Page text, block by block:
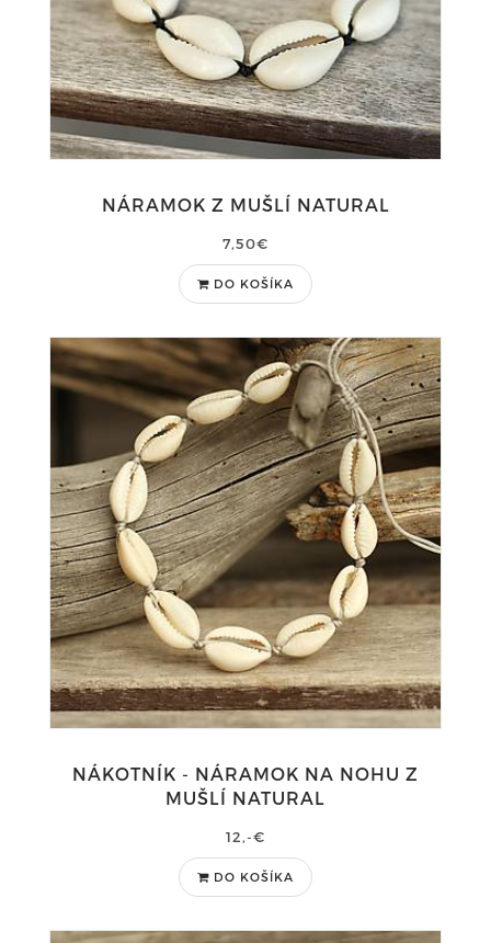
NÁRAMOK Z MUŠLÍ NATURAL
7,50€
DO KOŠÍKA
NÁKOTNÍK - NÁRAMOK NA NOHU Z
MUŠLÍ NATURAL
12,-€
DO KOŠÍKA